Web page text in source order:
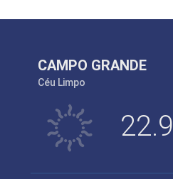
CAMPO GRANDE
Céu Limpo
22.9